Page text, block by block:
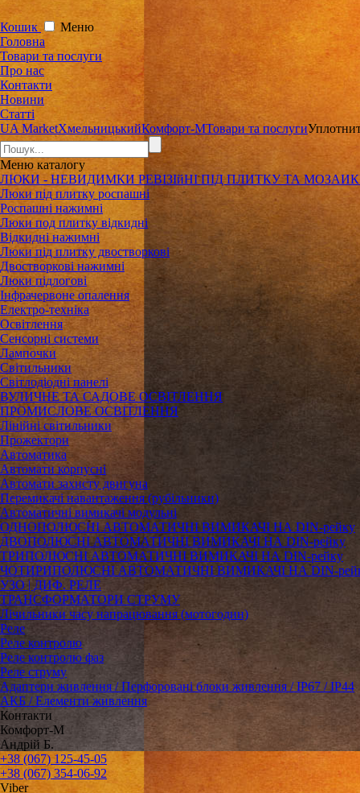
Кошик
Меню
Головна
Товари та послуги
Про нас
Контакти
Новини
Статті
UA MarketХмельницькийКомфорт-МТовари та послуги
Менюкаталогу
ЛЮКИ - НЕВИДИМКИ РЕВІЗІйНІ ПІД ПЛИТКУ ТА
Люки під плитку роспашні
Роспашні нажимні
Люки под плитку відкидні
Відкидні нажимні
Люки під плитку двостворкові
Двостворкові нажимні
Люки підлогові
Інфрачервоне опалення
Електро-техніка
Освітлення
Сенсорні системи
Лампочки
Світильники
Світлодіодні панелі
ВУЛИЧНЕ ТА САДОВЕ ОСВІТЛЕННЯ
ПРОМИСЛОВЕ ОСВІТЛЕННЯ
Лінійні світильники
Прожектори
Автоматика
Автомати корпусні
Автомати захисту двигуна
Перемикачі навантаження (рубільники)
Автоматичні вимикачі модульні
ОДНОПОЛЮСНІ АВТОМАТИЧНІ ВИМИКАЧІ НА DIN-рейку
ДВОПОЛЮСНІ АВТОМАТИЧНІ ВИМИКАЧІ НА DIN-рейку
ТРИПОЛЮСНІ АВТОМАТИЧНІ ВИМИКАЧІ НА DIN-рейку
ЧОТИРИПОЛЮСНІ АВТОМАТИЧНІ ВИМИКАЧІ НА DIN-
УЗО | ДИФ. РЕЛЕ
ТРАНСФОРМАТОРИ СТРУМУ
Лічильники часу напрацювання (мотогодин)
Реле
Реле контролю
Реле контролю фаз
Реле струму
Адаптери живлення / Перфоровані блоки живлення / IP67 / IP44
АКБ / Елементи живлення
Контакти
Комфорт-М
Андрій Б.
+38 (067) 125-45-05
+38 (067) 354-06-92
Viber